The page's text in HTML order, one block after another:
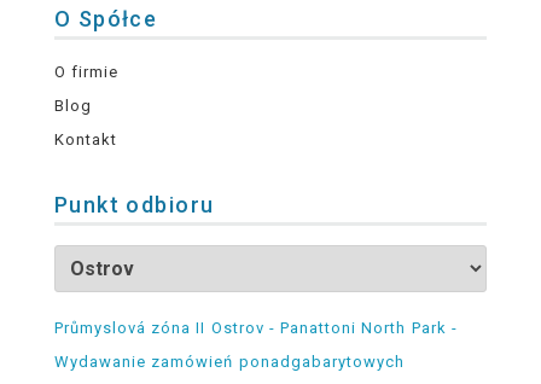
O Spółce
O firmie
Blog
Kontakt
Punkt odbioru
Průmyslová zóna II Ostrov - Panattoni North Park -
Wydawanie zamówień ponadgabarytowych